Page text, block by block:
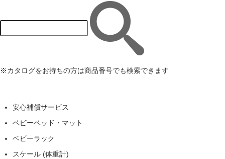
※カタログをお持ちの方は商品番号でも検索できます
安心補償サービス
ベビーベッド・マット
ベビーラック
スケール (体重計)